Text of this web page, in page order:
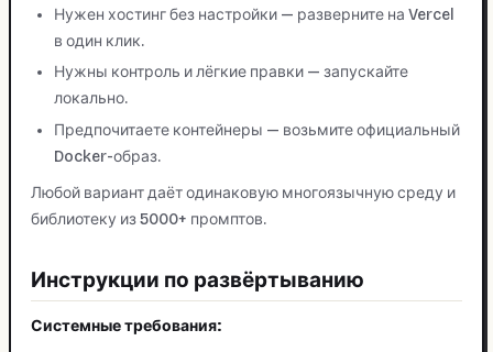
Нужен хостинг без настройки — разверните на Vercel
в один клик.
Нужны контроль и лёгкие правки — запускайте
локально.
Предпочитаете контейнеры — возьмите официальный
Docker-образ.
Любой вариант даёт одинаковую многоязычную среду и
библиотеку из 5000+ промптов.
Инструкции по развёртыванию
Системные требования: